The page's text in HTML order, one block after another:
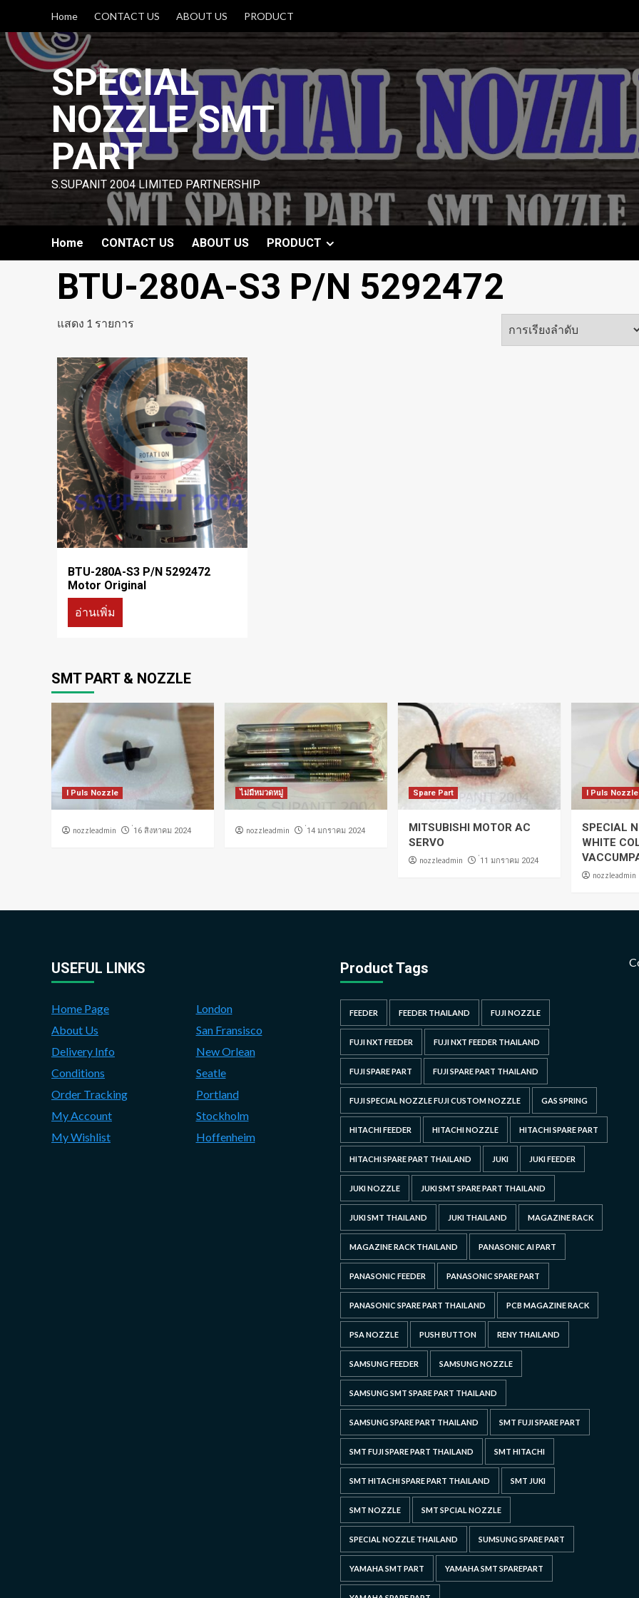
content
Home CONTACT US ABOUT US PRODUCT
SPECIAL
NOZZLE SMT
PART
S.SUPANIT 2004 LIMITED PARTNERSHIP
Home CONTACT US ABOUT US PRODUCT
BTU-280A-S3 P/N 5292472
แสดง 1 รายการ
BTU-280A-S3 P/N 5292472
Motor Original
อ่านเพิ่ม
SMT PART & NOZZLE
I Puls Nozzle
nozzleadmin ่16 สิงหาคม 2024
ไม่มีหมวดหมู่
nozzleadmin ่14 มกราคม 2024
Spare Part
MITSUBISHI MOTOR AC
SERVO
nozzleadmin ่11 มกราคม 2024
I Puls Nozzle
SPECIAL
WHITE
nozzleadmin
USEFUL LINKS
Home Page
About Us
Delivery Info
Conditions
Order Tracking
My Account
My Wishlist
London
San Fransisco
New Orlean
Seatle
Portland
Stockholm
Hoffenheim
Product Tags
FEEDER FEEDER THAILAND FUJI NOZZLE
FUJI NXT FEEDER FUJI NXT FEEDER THAILAND
FUJI SPARE PART FUJI SPARE PART THAILAND
FUJI SPECIAL NOZZLE FUJI CUSTOM NOZZLE GAS SPRING
HITACHI FEEDER HITACHI NOZZLE HITACHI SPARE PART
HITACHI SPARE PART THAILAND JUKI JUKI FEEDER
JUKI NOZZLE JUKI SMT SPARE PART THAILAND
JUKI SMT THAILAND JUKI THAILAND MAGAZINE RACK
MAGAZINE RACK THAILAND PANASONIC AI PART
PANASONIC FEEDER PANASONIC SPARE PART
PANASONIC SPARE PART THAILAND PCB MAGAZINE RACK
PSA NOZZLE PUSH BUTTON RENY THAILAND
SAMSUNG FEEDER SAMSUNG NOZZLE
SAMSUNG SMT SPARE PART THAILAND
SAMSUNG SPARE PART THAILAND SMT FUJI SPARE PART
SMT FUJI SPARE PART THAILAND SMT HITACHI
SMT HITACHI SPARE PART THAILAND SMT JUKI
SMT NOZZLE SMT SPCIAL NOZZLE
SPECIAL NOZZLE THAILAND SUMSUNG SPARE PART
YAMAHA SMT PART YAMAHA SMT SPAREPART